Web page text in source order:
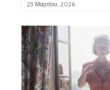
23 Μαρτίου, 2026